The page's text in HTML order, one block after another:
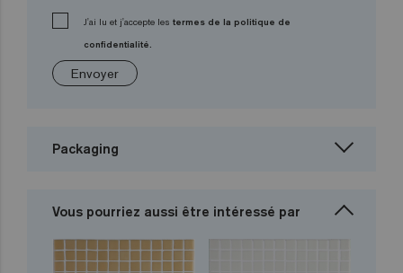
J'ai lu et j'accepte les termes de la politique de
confidentialité.
Envoyer
Packaging
Vous pourriez aussi être intéressé par